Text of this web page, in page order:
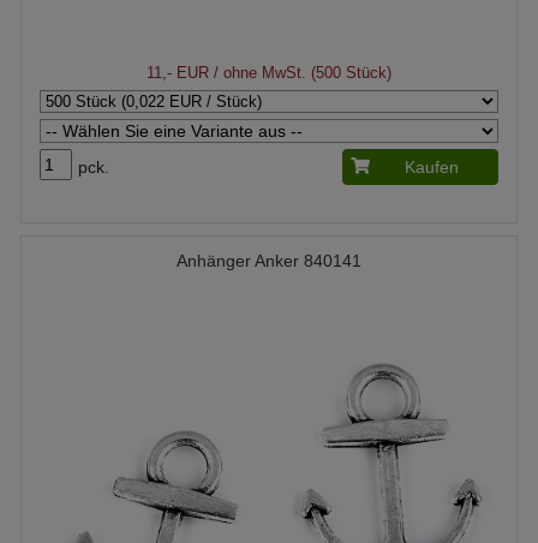
11,- EUR / ohne MwSt. (500 Stück)
pck. Kaufen
Anhänger Anker 840141